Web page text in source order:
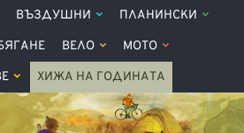
ВЪЗДУШНИ ПЛАНИНСКИ
ВЕЛО МОТО
ХИЖА НА ГОДИНАТА